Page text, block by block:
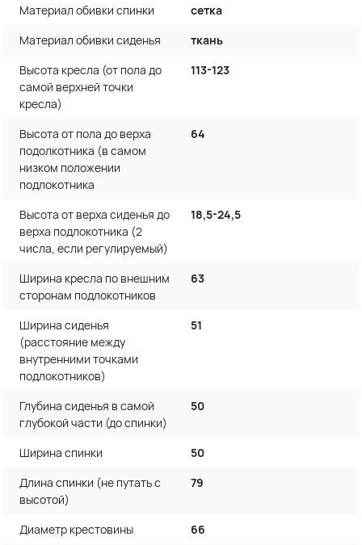
Материал обивки спинки
сетка
Материал обивки сиденья
ткань
Высота кресла (от пола до
самой верхней точки
кресла)
113-123
Высота от пола до верха
подолкотника (в самом
низком положении
подлокотника
64
Высота от верха сиденья до
верха подлокотника (2
числа, если регулируемый)
18,5-24,5
Ширина кресла по внешним
сторонам подлокотников
63
Ширина сиденья
(расстояние между
внутренними точками
подлокотников)
51
Глубина сиденья в самой
глубокой части (до спинки)
50
Ширина спинки
50
Длина спинки (не путать с
высотой)
79
Диаметр крестовины 66